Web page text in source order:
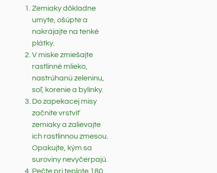
Zemiaky dôkladne
umyte, ošúpte a
nakrájajte na tenké
plátky.
V miske zmiešajte
rastlinné mlieko,
nastrúhanú zeleninu,
soľ, korenie a bylinky.
Do zapekacej misy
začnite vrstviť
zemiaky a zalievajte
ich rastlinnou zmesou.
Opakujte, kým sa
suroviny nevyčerpajú.
Pečte pri teplote 180